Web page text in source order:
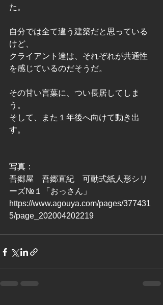
た。
自分では全て違う建築だと思っている
けど、
クライアント達は、それぞれが共通性
を感じているのだそうだ。
その甘い言葉に、つい長居してしま
う。
そして、また１年後へ向けて動き出
す。
写真：
吾郷屋　吾郷直紀　可動式紙人形シリ
ーズ№１「おっさん」
https://www.agouya.com/pages/377431
5/page_202004202219